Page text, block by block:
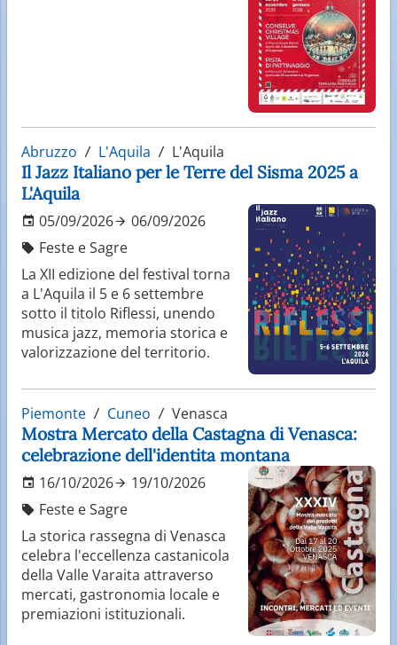
Abruzzo L'Aquila L'Aquila
Il Jazz Italiano per le Terre del Sisma 2025 a
L'Aquila
05/09/2026
06/09/2026
Feste e Sagre
La XII edizione del festival torna
a L'Aquila il 5 e 6 settembre
sotto il titolo Riflessi, unendo
musica jazz, memoria storica e
valorizzazione del territorio.
Piemonte Cuneo Venasca
Mostra Mercato della Castagna di Venasca:
celebrazione dell'identita montana
16/10/2026
19/10/2026
Feste e Sagre
La storica rassegna di Venasca
celebra l'eccellenza castanicola
della Valle Varaita attraverso
mercati, gastronomia locale e
premiazioni istituzionali.